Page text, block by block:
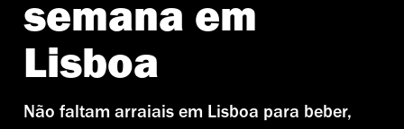
semana em
Lisboa
Não faltam arraiais em Lisboa para beber,